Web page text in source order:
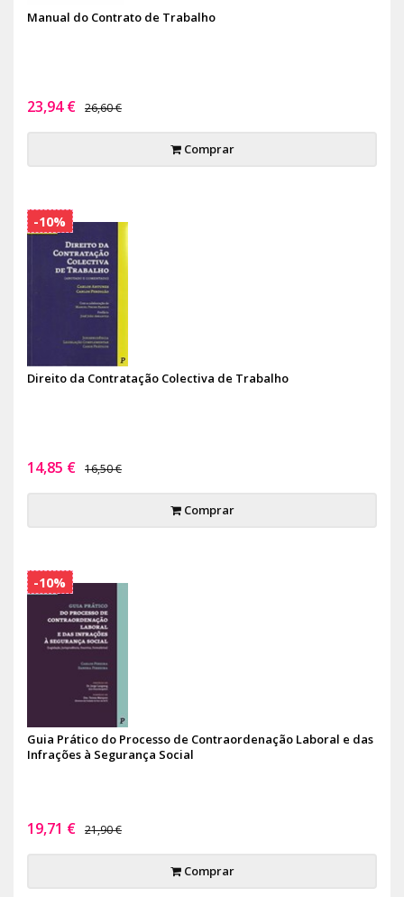
Manual do Contrato de Trabalho
23,94 € 26,60 €
Comprar
Direito da Contratação Colectiva de Trabalho
14,85 € 16,50 €
Comprar
-10%
Guia Prático do Processo de Contraordenação Laboral e das
Infrações à Segurança Social
19,71 € 21,90 €
Comprar
-10%